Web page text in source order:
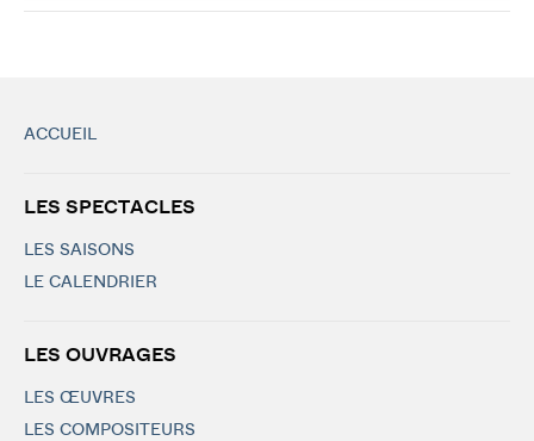
ACCUEIL
LES SPECTACLES
LES SAISONS
LE CALENDRIER
LES OUVRAGES
LES ŒUVRES
LES COMPOSITEURS